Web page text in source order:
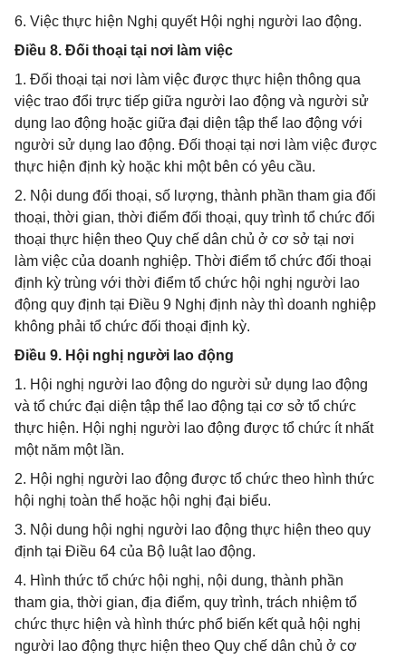
6. Việc thực hiện Nghị quyết Hội nghị người lao động.
Điều 8. Đối thoại tại nơi làm việc
1. Đối thoại tại nơi làm việc được thực hiện thông qua
việc trao đổi trực tiếp giữa người lao động và người sử
dụng lao động hoặc giữa đại diện tập thể lao động với
người sử dụng lao động. Đối thoại tại nơi làm việc được
thực hiện định kỳ hoặc khi một bên có yêu cầu.
2. Nội dung đối thoại, số lượng, thành phần tham gia đối
thoại, thời gian, thời điểm đối thoại, quy trình tổ chức đối
thoại thực hiện theo Quy chế dân chủ ở cơ sở tại nơi
làm việc của doanh nghiệp. Thời điểm tổ chức đối thoại
định kỳ trùng với thời điểm tổ chức hội nghị người lao
động quy định tại Điều 9 Nghị định này thì doanh nghiệp
không phải tổ chức đối thoại định kỳ.
Điều 9. Hội nghị người lao động
1. Hội nghị người lao động do người sử dụng lao động
và tổ chức đại diện tập thể lao động tại cơ sở tổ chức
thực hiện. Hội nghị người lao động được tổ chức ít nhất
một năm một lần.
2. Hội nghị người lao động được tổ chức theo hình thức
hội nghị toàn thể hoặc hội nghị đại biểu.
3. Nội dung hội nghị người lao động thực hiện theo quy
định tại Điều 64 của Bộ luật lao động.
4. Hình thức tổ chức hội nghị, nội dung, thành phần
tham gia, thời gian, địa điểm, quy trình, trách nhiệm tổ
chức thực hiện và hình thức phổ biến kết quả hội nghị
người lao động thực hiện theo Quy chế dân chủ ở cơ